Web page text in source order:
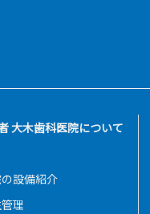
大木歯科医院について
設備紹介
理